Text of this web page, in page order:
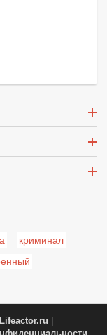
криминал
Lifeactor.ru